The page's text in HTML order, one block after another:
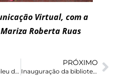
Virtual, com a
Roberta Ruas
Celebração de Jubileu de Prata da Missão no Cambuci
PRÓXIMO
Inauguração da biblioteca Ângela Larini é notícia no jornal O São Paulo